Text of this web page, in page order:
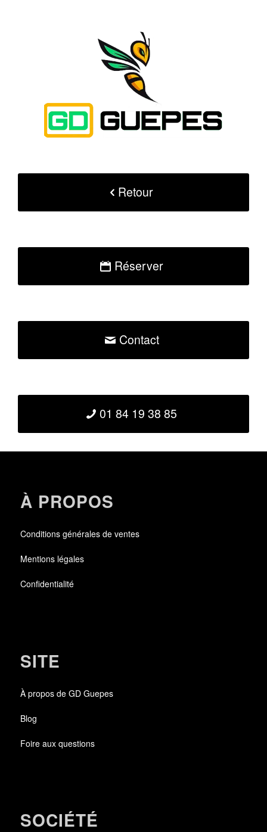
Retour
Réserver
Contact
01 84 19 38 85
À PROPOS
Conditions générales de ventes
Mentions légales
Confidentialité
SITE
À propos de GD Guepes
Blog
Foire aux questions
SOCIÉTÉ